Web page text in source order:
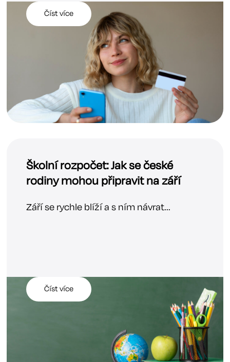
Číst více
Školní rozpočet: Jak se české
rodiny mohou připravit na září
Září se rychle blíží a s ním návrat...
Číst více